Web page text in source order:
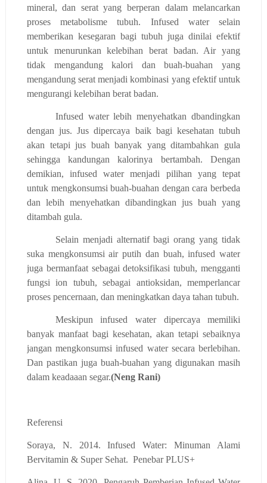
mineral, dan serat yang berperan dalam melancarkan
proses metabolisme tubuh. Infused water selain
memberikan kesegaran bagi tubuh juga dinilai efektif
untuk menurunkan kelebihan berat badan. Air yang
tidak mengandung kalori dan buah-buahan yang
mengandung serat menjadi kombinasi yang efektif untuk
mengurangi kelebihan berat badan.
Infused water lebih menyehatkan dbandingkan
dengan jus. Jus dipercaya baik bagi kesehatan tubuh
akan tetapi jus buah banyak yang ditambahkan gula
sehingga kandungan kalorinya bertambah. Dengan
demikian, infused water menjadi pilihan yang tepat
untuk mengkonsumsi buah-buahan dengan cara berbeda
dan lebih menyehatkan dibandingkan jus buah yang
ditambah gula.
Selain menjadi alternatif bagi orang yang tidak
suka mengkonsumsi air putih dan buah, infused water
juga bermanfaat sebagai detoksifikasi tubuh, mengganti
fungsi ion tubuh, sebagai antioksidan, memperlancar
proses pencernaan, dan meningkatkan daya tahan tubuh.
Meskipun infused water dipercaya memiliki
banyak manfaat bagi kesehatan, akan tetapi sebaiknya
jangan mengkonsumsi infused water secara berlebihan.
Dan pastikan juga buah-buahan yang digunakan masih
dalam keadaaan segar.(Neng Rani)
Referensi
Soraya, N. 2014. Infused Water: Minuman Alami
Bervitamin & Super Sehat. Penebar PLUS+